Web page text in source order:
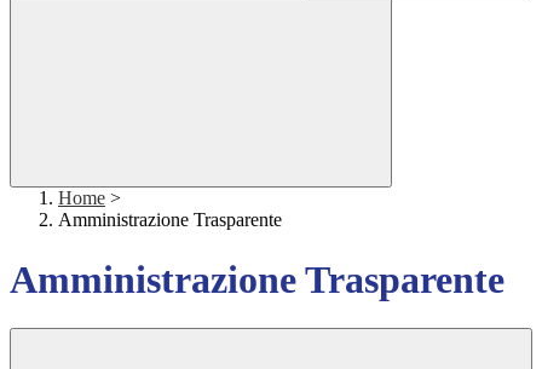
Home >
Amministrazione Trasparente
Amministrazione Trasparente